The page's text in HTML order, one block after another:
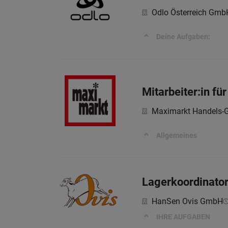
Odlo Österreich
Deine Aufgaben:
Mitarbeiter:in
Maximarkt Handels-
Allgemeines
HanSen Ovis GmbH
IHRE AUFGABEN